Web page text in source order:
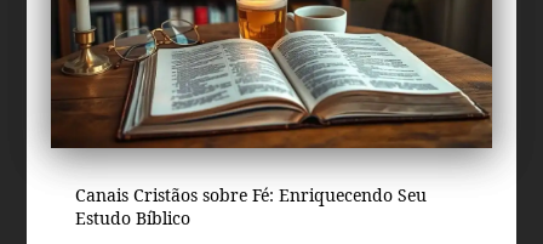
Canais Cristãos sobre Fé: Enriquecendo Seu
Estudo Bíblico